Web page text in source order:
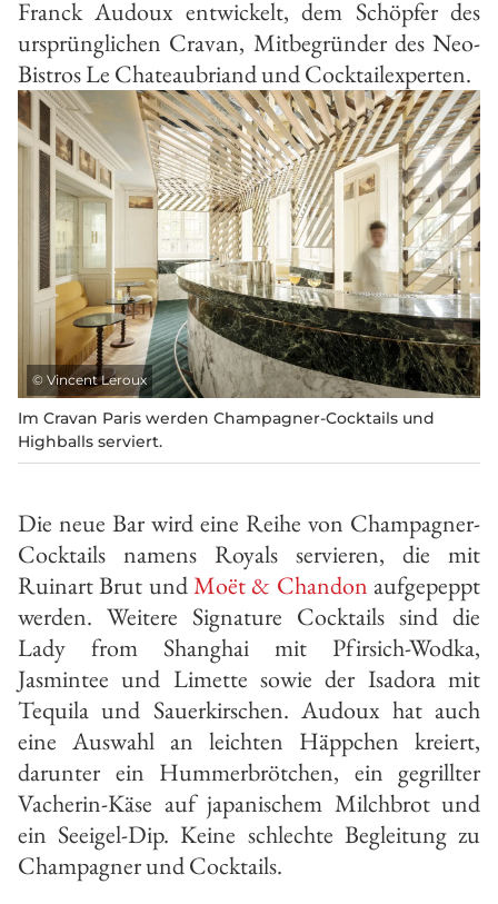
© Vincent Leroux
Im Cravan Paris werden Champagner-Cocktails und
Highballs serviert.
Franck Audoux entwickelt, dem Schöpfer des
ursprünglichen Cravan, Mitbegründer des Neo-
Bistros Le Chateaubriand und Cocktailexperten.
Die neue Bar wird eine Reihe von Champagner-
Cocktails namens Royals servieren, die mit
Ruinart Brut undMoët & Chandon aufgepeppt
werden. Weitere Signature Cocktails sind die
Lady from Shanghai mit Pfirsich-Wodka,
Jasmintee und Limette sowie der Isadora mit
Tequila und Sauerkirschen. Audoux hat auch
eine Auswahl an leichten Häppchen kreiert,
darunter ein Hummerbrötchen, ein gegrillter
Vacherin-Käse auf japanischem Milchbrot und
ein Seeigel-Dip. Keine schlechte Begleitung zu
Champagner und Cocktails.